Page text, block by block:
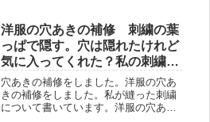
洋服の穴あきの補修 刺繍の葉
っぱで隠す。穴は隠れたけれど
気に入ってくれた？私の刺繍で
も喜んでくれた。
穴あきの補修をしました。洋服の穴あ
きの補修をしました。私が縫った刺繍
について書いています。洋服の穴あき